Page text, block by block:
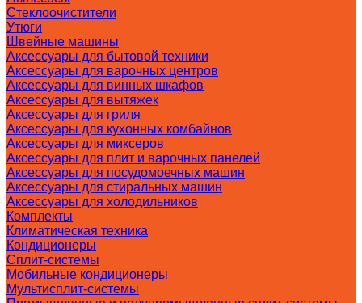
Стеклоочистители
Утюги
Швейные машины
Аксессуары для бытовой техники
Аксессуары для варочных центров
Аксессуары для винных шкафов
Аксессуары для вытяжек
Аксессуары для гриля
Аксессуары для кухонных комбайнов
Аксессуары для миксеров
Аксессуары для плит и варочных панелей
Аксессуары для посудомоечных машин
Аксессуары для стиральных машин
Аксессуары для холодильников
Комплекты
Климатическая техника
Кондиционеры
Сплит-системы
Мобильные кондиционеры
Мультисплит-системы